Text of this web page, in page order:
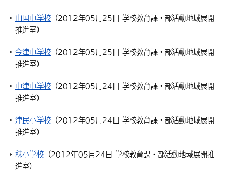
山国中学校 （2012年05月25日 学校教育課・部活動地域展開
推進室）
今津中学校 （2012年05月25日 学校教育課・部活動地域展開
推進室）
中津中学校 （2012年05月24日 学校教育課・部活動地域展開
推進室）
津民小学校 （2012年05月24日 学校教育課・部活動地域展開
推進室）
秣小学校 （2012年05月24日 学校教育課・部活動地域展開推
進室）